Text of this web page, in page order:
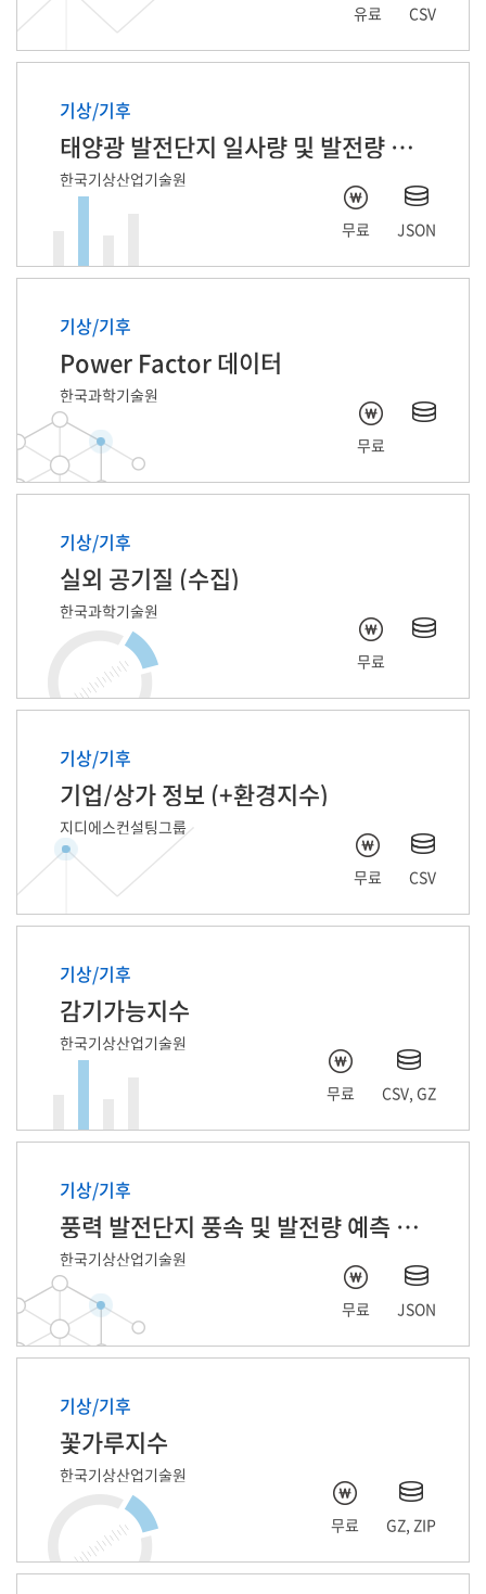
유료 CSV
기상/기후
태양광 발전단지 일사량 및 발전량 예측 자료
한국기상산업기술원
무료 JSON
기상/기후
Power Factor 데이터
한국과학기술원
무료
기상/기후
실외 공기질 (수집)
한국과학기술원
무료
기상/기후
기업/상가 정보 (+환경지수)
지디에스컨설팅그룹
무료 CSV
기상/기후
감기가능지수
한국기상산업기술원
무료 CSV, GZ
기상/기후
풍력 발전단지 풍속 및 발전량 예측 자료
한국기상산업기술원
무료 JSON
기상/기후
꽃가루지수
한국기상산업기술원
무료 GZ, ZIP